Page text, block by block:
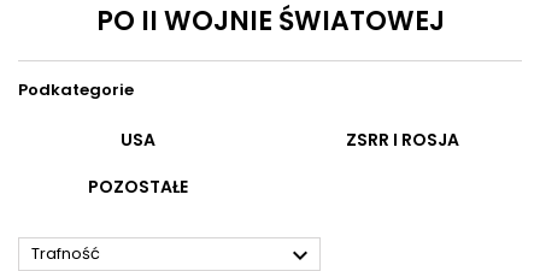
PO II WOJNIE ŚWIATOWEJ
Podkategorie
USA
ZSRR I ROSJA
POZOSTAŁE
Trafność 